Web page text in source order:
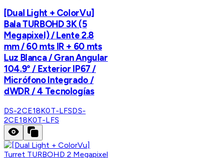
[Dual Light + ColorVu]
Bala TURBOHD 3K (5
Megapixel) / Lente 2.8
mm / 60 mts IR + 60 mts
Luz Blanca / Gran Angular
104.9° / Exterior IP67 /
Micrófono Integrado /
dWDR / 4 Tecnologías
DS-2CE18K0T-LFSDS-
2CE18K0T-LFS